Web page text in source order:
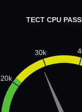
ТЕСТ CPU
20k
30k